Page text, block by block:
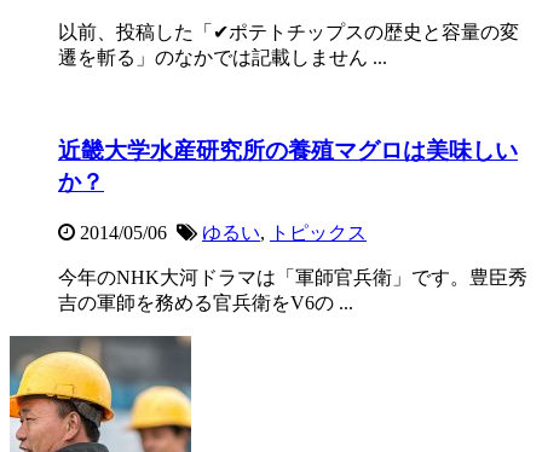
以前、投稿した「✔ポテトチップスの歴史と容量の変
遷を斬る」のなかでは記載しません ...
近畿大学水産研究所の養殖マグロは美味しい
か？
2014/05/06 ゆるい, トピックス
今年のNHK大河ドラマは「軍師官兵衛」です。豊臣秀
吉の軍師を務める官兵衛をV6の ...